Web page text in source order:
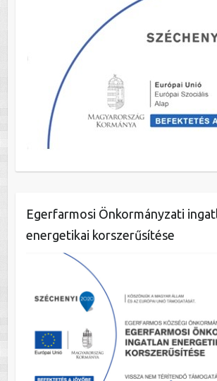
Egerfarmosi Önkormányzati
energetikai korszerűsítése